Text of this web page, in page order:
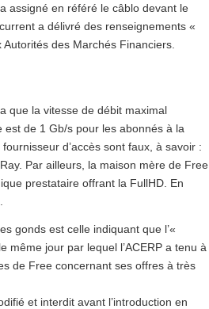
assigné en référé le câblo devant le
a délivré des renseignements «
des Marchés Financiers.
que la vitesse de débit maximal
de 1 Gb/s pour les abonnés à la
d’accès sont faux, à savoir :
Par ailleurs, la maison mère de Free
prestataire offrant la FullHD. En
gonds est celle indiquant que l’«
même jour par lequel l’ACERP a tenu à
de Free concernant ses offres à très
et interdit avant l’introduction en